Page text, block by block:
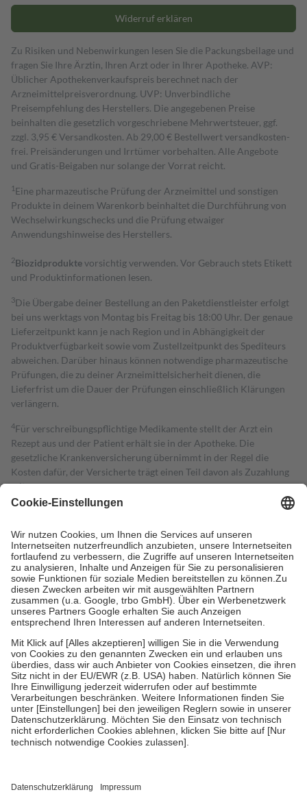
Widerruf erklären
Zu Risiken und Nebenwirkungen lesen Sie die Packungsbeilage und
fragen Sie Ihre Ärztin, Ihren Arzt oder in Ihrer Apotheke. AVP:
Üblicher Apothekenverkaufspreis berechnet nach der
Arzneimittelpreisverordnung. UVP: Unverbindliche
Preisempfehlung des Herstellers. Die angegebenen Preise
beinhalten die gesetzlich vorgeschriebene Mehrwertsteuer, ggf.
zzgl. 3,95 € Versandkosten. Ab 29,00 € Bestell­wert versand­kosten­
frei. Preisänderungen und Irrtümer vorbehalten. Alle Angebote
und Gratis-Beigaben nur solange der Vorrat reicht.
1 Eine pharmazeutische Prüfung der Arzneimittel und sonstigen
Produkte in deinem Warenkorb beinhaltet die Durchführung von
Wechselwirkungschecks und die Prüfung etwaiger
Anwendungshinweise des Herstellers.
2Biozidproduktevorsichtig verwenden. Vor Gebrauch stets Etikett
und Produktinformationen lesen.
3Die Übergabe deiner Bestellung an den Paketdienstleister erfolgt
bei uns werktags von Montag bis Freitag bis 18:00 Uhr. Der genaue
Lieferzeitpunkt kann je nach Region und in Abhängigkeit der
Produktverfügbarkeit sowie vom Zustellzeitpunkt des Spediteurs
abweichen. Darüber hinaus können notwendige pharmazeutische
Prüfungen, die zu deiner Arzneimittelsicherheit dienen, die
Lieferfrist um die Dauer der Prüfungen einschließlich Klärungen
verlängern.
4Für verschreibungspflichtige Medikamente stellt der Arzt ein
Rezept aus und der Patient erhält sie in der Apotheke. Die
gesetzliche Krankenversicherung übernimmt in der Regel die
Kosten dafür, der Versicherte trägt einen Teil davon als Zuzahlung
mit.
Grundsätzlich leisten Mitglieder Zuzahlungen in Höhe von zehn
höchstens zehn Euro.
Es sind jedoch nie mehr als die tatsächlichen
Kosten der Leistung zu entrichten.
Diese Regeln gelten grundsätzlich auch für Online-Apotheken.
Bei Heilmitteln und häuslicher Krankenpflege beträgt die
Zuzahlung zehn Prozent der Kosten sowie zehn Euro je
Verordnung.
Um das Engagement der Versicherten für ihre eigene Gesundheit zu
stärken und die besondere Stellung der Familie zu unterstützen,
fallenkeine Zuzahlungenan bei:
• Kindern und Jugendlichen bis zum vollendeten 18. Lebensjahr
mit Ausnahme der Fahrkosten
• Untersuchungen zur Vorsorge und Früherkennung, die von der
GKV getragen werden
• empfohlenen Schutzimpfungen
• Harn- und Blutteststreifen
getroffen, um sicherzustellen, dass es sich um echte Bewertungen